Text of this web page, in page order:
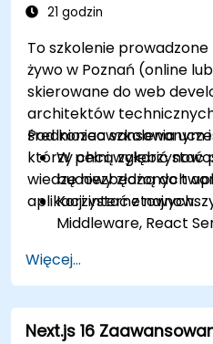
Używać Next.js jako
Runtime.
Zarządzać stanem
Context, Redux i
Optymalizować
kątem Web Core
Testować,
wdrażać aplikacje
21 godzin
To szkolenie
żywo w Poznań (online
skierowane do web
architektów
średniozaawansowanym
którzy chcą zgłębić
wiedzę niezbędną do
aplikacji internetowych.
Pod koniec szkolenia
W pełni wykorzystać
budowy złożonych
Korzystać z
Middleware, React
Stosować najlepsze
wydajności,
Skutecznie
aplikacjach Next.js.
Więcej...
Next.js 16